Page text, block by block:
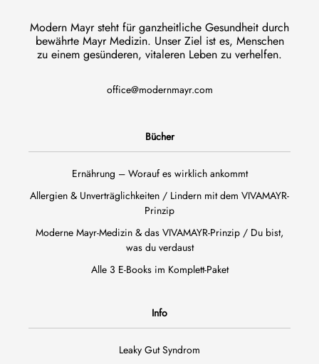
Modern Mayr steht für ganzheitliche Gesundheit durch
bewährte Mayr Medizin. Unser Ziel ist es, Menschen
zu einem gesünderen, vitaleren Leben zu verhelfen.
office@modernmayr.com
Bücher
Ernährung – Worauf es wirklich ankommt
Allergien & Unverträglichkeiten / Lindern mit dem VIVAMAYR-
Prinzip
Moderne Mayr-Medizin & das VIVAMAYR-Prinzip / Du bist,
was du verdaust
Alle 3 E-Books im Komplett-Paket
Info
Leaky Gut Syndrom